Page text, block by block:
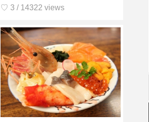
♡ 3 / 14322 views